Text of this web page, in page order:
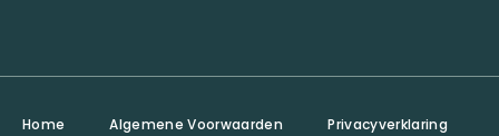
Home Algemene Voorwaarden Privacyverklaring